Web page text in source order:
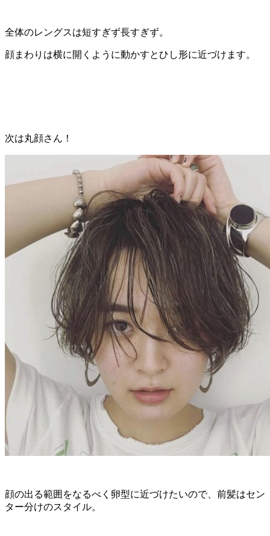
全体のレングスは短すぎず長すぎず。
顔まわりは横に開くように動かすとひし形に近づけます。
次は丸顔さん！
顔の出る範囲をなるべく卵型に近づけたいので、前髪はセン
ター分けのスタイル。